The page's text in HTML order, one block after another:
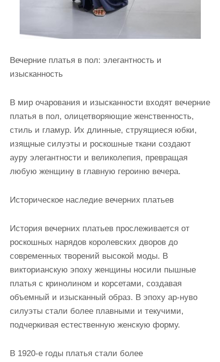
Вечерние платья в пол: элегантность и
изысканность
В мир очарования и изысканности входят вечерние
платья в пол, олицетворяющие женственность,
стиль и гламур. Их длинные, струящиеся юбки,
изящные силуэты и роскошные ткани создают
ауру элегантности и великолепия, превращая
любую женщину в главную героиню вечера.
Историческое наследие вечерних платьев
История вечерних платьев прослеживается от
роскошных нарядов королевских дворов до
современных творений высокой моды. В
викторианскую эпоху женщины носили пышные
платья с кринолином и корсетами, создавая
объемный и изысканный образ. В эпоху ар-нуво
силуэты стали более плавными и текучими,
подчеркивая естественную женскую форму.
В 1920-е годы платья стали более